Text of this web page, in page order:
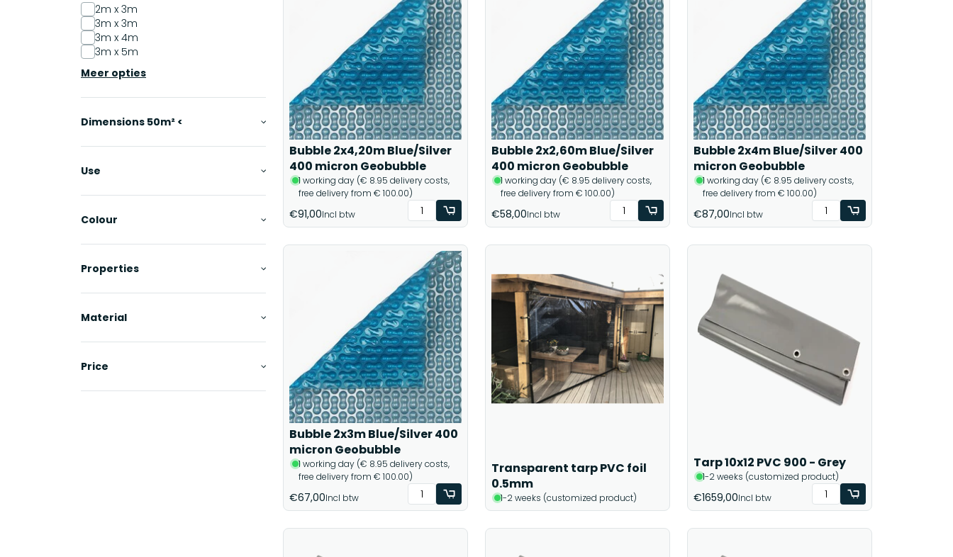
2m x 3m
3m x 3m
3m x 4m
3m x 5m
Meer opties
Dimensions 50m² <
Use
Colour
Properties
Material
Price
Bubble 2x4,20m Blue/Silver
400 micron Geobubble
1 working day (€ 8.95 delivery costs,
free delivery from € 100.00)
€91,00Incl btw
Bubble 2x2,60m Blue/Silver
400 micron Geobubble
1 working day (€ 8.95 delivery costs,
free delivery from € 100.00)
€58,00Incl btw
Bubble 2x4m Blue/Silver 400
micron Geobubble
1 working day (€ 8.95 delivery costs,
free delivery from € 100.00)
€87,00Incl btw
Bubble 2x3m Blue/Silver 400
micron Geobubble
1 working day (€ 8.95 delivery costs,
free delivery from € 100.00)
€67,00Incl btw
Transparent tarp PVC foil
0.5mm
1-2 weeks (customized product)
Tarp 10x12 PVC 900 - Grey
1-2 weeks (customized product)
€1659,00Incl btw